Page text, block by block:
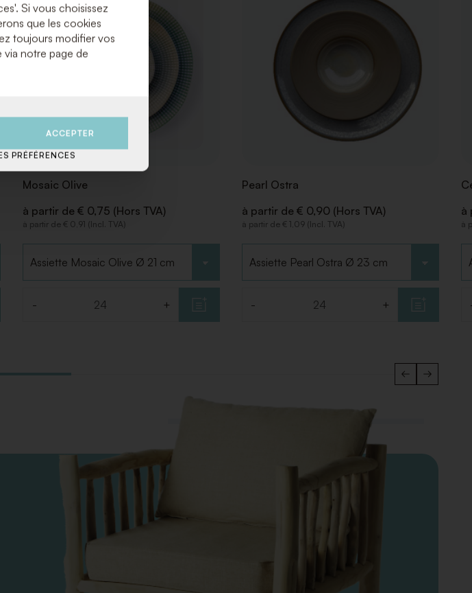
Mosaic Olive
à partir de € 0,75 (Hors TVA)
à partir de € 0,91 (Incl. TVA)
- +
DE
SOUHAITS
Pearl Ostra
à partir de € 0,90 (Hors TVA)
à partir de € 1,09 (Incl. TVA)
- +
à
à
Si vous choisissez
que les cookies
toujours modifier vos
via notre page de
ACCEPTER
PRÉFÉRENCES